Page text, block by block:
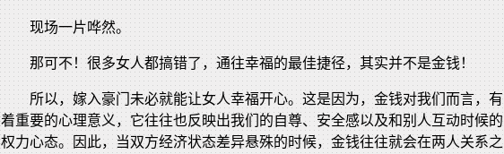
现场一片哗然。
那可不！很多女人都搞错了，通往幸福的最佳捷径，其实并不是金钱！
所以，嫁入豪门未必就能让女人幸福开心。这是因为，金钱对我们而言，有
着重要的心理意义，它往往也反映出我们的自尊、安全感以及和别人互动时候的
权力心态。因此，当双方经济状态差异悬殊的时候，金钱往往就会在两人关系之